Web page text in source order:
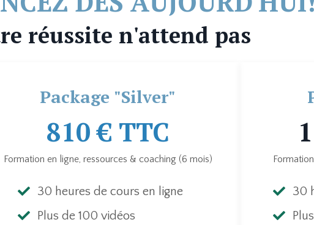
réussite n'attend pas
Package "Silver"
810 € TTC
Formation en ligne, ressources & coaching (6 mois)
30 heures de cours en ligne
Plus de 100 vidéos
30